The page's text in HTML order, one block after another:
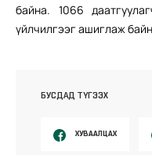
байна. 1066
үйлчилгээг ашиглаж
БУСДАД ТҮГЭЭХ
ХУВААЛЦАХ